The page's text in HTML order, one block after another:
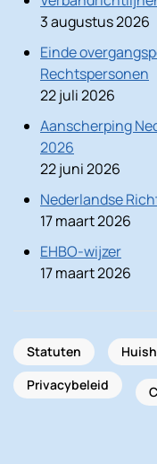
3 augustus 2026
Einde
Rechtspersonen
22 juli 2026
Aanscherping
2026
22 juni 2026
Nederlandse
17 maart 2026
EHBO-wijzer
17 maart 2026
Statuten
Privacybeleid